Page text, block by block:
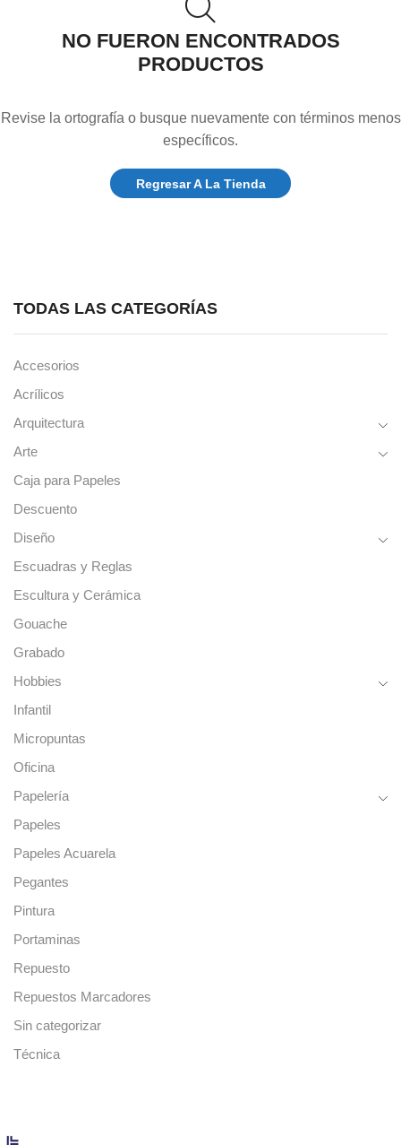
NO FUERON ENCONTRADOS
PRODUCTOS
Revise la ortografía o busque nuevamente con términos menos
específicos.
Regresar A La Tienda
TODAS LAS CATEGORÍAS
Accesorios
Acrílicos
Arquitectura
Arte
Caja para Papeles
Descuento
Diseño
Escuadras y Reglas
Escultura y Cerámica
Gouache
Grabado
Hobbies
Infantil
Micropuntas
Oficina
Papelería
Papeles
Papeles Acuarela
Pegantes
Pintura
Portaminas
Repuesto
Repuestos Marcadores
Sin categorizar
Técnica